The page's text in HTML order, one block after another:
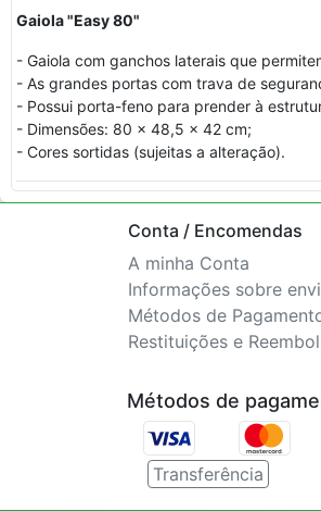
Gaiola "Easy 80"
- Gaiola com ganchos laterais que
- As grandes portas com trava de
- Possui porta-feno para prender à
- Dimensões: 80 x 48,5 x 42 cm;
- Cores sortidas (sujeitas a alteração).
Conta / Encomendas
A minha Conta
Informações sobre
Métodos de
Restituições e
Métodos de
Transferência